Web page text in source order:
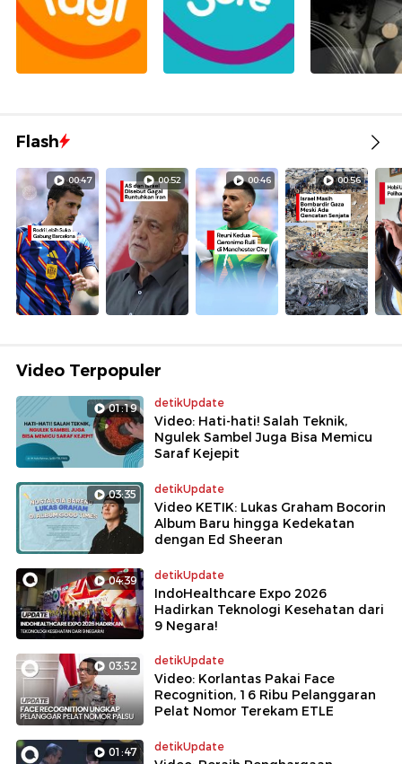
Flash
00:47 00:52 00:46 00:56
Video Terpopuler
01:19 detikUpdate
Video: Hati-hati! Salah Teknik,
Ngulek Sambel Juga Bisa Memicu
Saraf Kejepit
03:35 detikUpdate
Video KETIK: Lukas Graham Bocorin
Album Baru hingga Kedekatan
dengan Ed Sheeran
04:39 detikUpdate
IndoHealthcare Expo 2026
Hadirkan Teknologi Kesehatan dari
9 Negara!
03:52 detikUpdate
Video: Korlantas Pakai Face
Recognition, 16 Ribu Pelanggaran
Pelat Nomor Terekam ETLE
01:47 detikUpdate